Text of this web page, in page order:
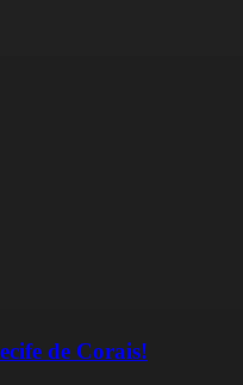
de Corais!